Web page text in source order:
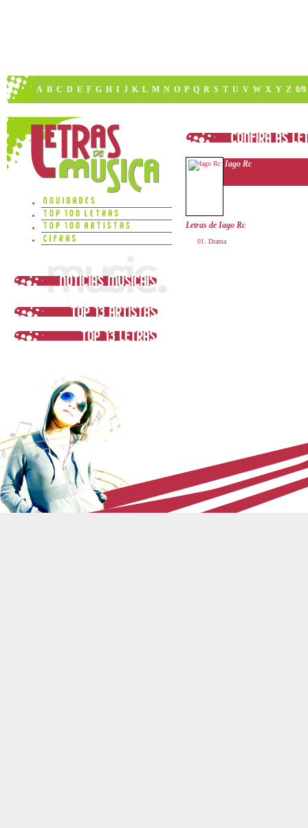
A B C D E F G H I J K L M N O P Q R S T U V W X Y Z 0/9
Iago Rc
Letras de Iago Rc
Drama